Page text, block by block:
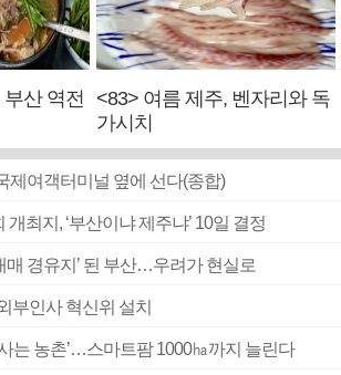
산 역전
<83> 여름 제주, 벤자리와 독
가시치
제여객터미널 옆에 선다(종합)
최지, ‘부산이냐 제주냐’ 10일 결정
매 경유지’ 된 부산…우려가 현실로
부인사 혁신위 설치
는 농촌’…스마트팜 1000㏊까지 늘린다